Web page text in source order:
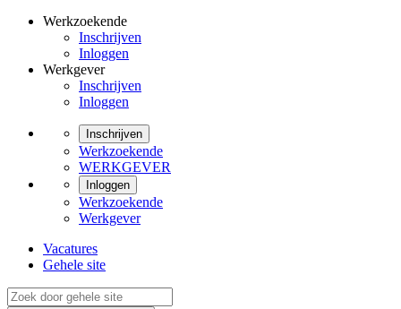
Werkzoekende
Inschrijven
Inloggen
Werkgever
Inschrijven
Inloggen
Inschrijven
Werkzoekende
WERKGEVER
Inloggen
Werkzoekende
Werkgever
Vacatures
Gehele site